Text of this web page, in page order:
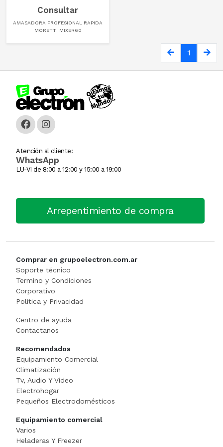
Consultar
AMASADORA PROFESIONAL RAPIDA
MORETTI MIXER60
1
Atención al cliente:
WhatsApp
LU-VI de 8:00 a 12:00 y 15:00 a 19:00
Arrepentimiento de compra
Comprar en grupoelectron.com.ar
Soporte técnico
Termino y Condiciones
Corporativo
Politica y Privacidad
Centro de ayuda
Contactanos
Recomendados
Equipamiento Comercial
Climatización
Tv, Audio Y Video
Electrohogar
Pequeños Electrodomésticos
Equipamiento comercial
Varios
Heladeras Y Freezer
Cortadora De Fiambre
Dispenser
EXHIBIDORES DE VIDRI
Exprimidoras / Jugueras
Extractor
FERMENTADORA
FILETEADOR
Freidora
GUANTE
Hamburguesera
HERVIDOR DE PAST
Licuadora
Lomitera
Mesa De Trabajo
Tostadoras
WAFFLERA
PISTOLAS DE CALO
Rotomartillo
Sierras Circulares
SIERRAS SABL
SOLDADOR
SOPLADOR
Taladro